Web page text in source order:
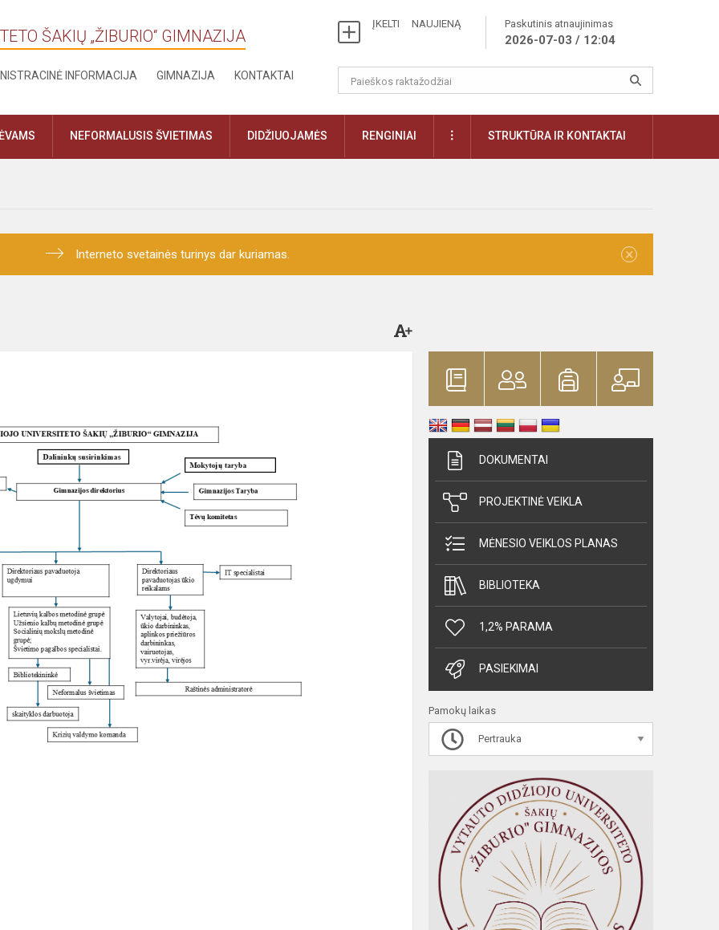
ŠAKIŲ „ŽIBURIO“ GIMNAZIJA
INFORMACIJA GIMNAZIJA KONTAKTAI
ĮKELTI NAUJIENĄ Paskutinis atnaujinimas
2026-07-03 / 12:04
NEFORMALUSIS ŠVIETIMAS DIDŽIUOJAMĖS RENGINIAI STRUKTŪRA IR KONTAKTAI
Interneto svetainės turinys dar kuriamas. ×
DOKUMENTAI
PROJEKTINĖ VEIKLA
MĖNESIO VEIKLOS PLANAS
BIBLIOTEKA
1,2% PARAMA
PASIEKIMAI
Pamokų laikas
Pertrauka